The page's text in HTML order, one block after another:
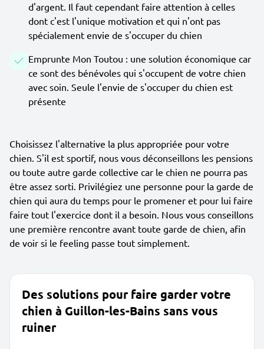
d'argent. Il faut cependant faire attention à celles
dont c'est l'unique motivation et qui n'ont pas
spécialement envie de s'occuper du chien
Emprunte Mon Toutou : une solution économique car
ce sont des bénévoles qui s'occupent de votre chien
avec soin. Seule l'envie de s'occuper du chien est
présente
Choisissez l'alternative la plus appropriée pour votre
chien. S'il est sportif, nous vous déconseillons les pensions
ou toute autre garde collective car le chien ne pourra pas
être assez sorti. Privilégiez une personne pour la garde de
chien qui aura du temps pour le promener et pour lui faire
faire tout l'exercice dont il a besoin. Nous vous conseillons
une première rencontre avant toute garde de chien, afin
de voir si le feeling passe tout simplement.
Des solutions pour faire garder votre
chien à Guillon-les-Bains sans vous
ruiner